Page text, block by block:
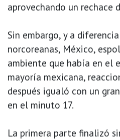
aprovechando un rechace
Sin embargo, y a
norcoreanas, México,
ambiente que había en el
mayoría mexicana,
después igualó con un
en el minuto 17.
La primera parte finalizó